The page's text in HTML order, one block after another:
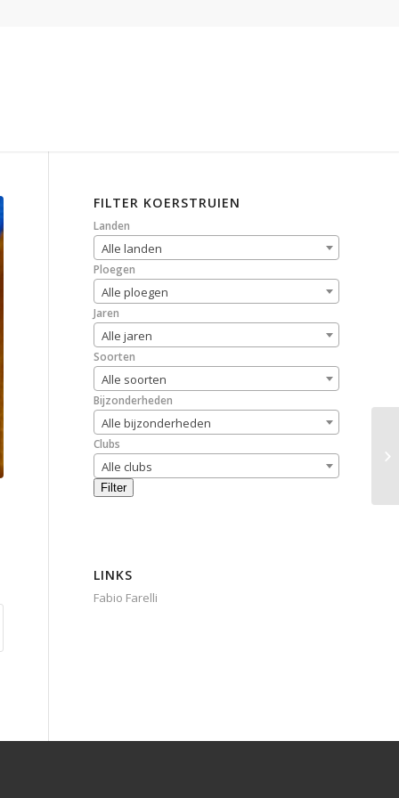
FILTER KOERSTRUIEN
Landen
Alle landen
Ploegen
Alle ploegen
Jaren
Alle jaren
Soorten
Alle soorten
Bijzonderheden
Alle bijzonderheden
Clubs
Alle clubs
Filter
LINKS
Fabio Farelli